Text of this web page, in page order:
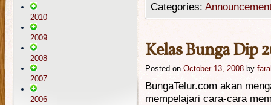
Categories:
Kelas Bunga Dip
Posted on October 13, 2008 by
BungaTelur.com akan
mempelajari cara-cara
2010
2009
2008
2007
2006